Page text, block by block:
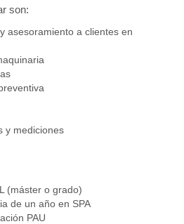
son:
asesoramiento a clientes en
y mediciones
(máster o grado)
de un año en SPA
PAU